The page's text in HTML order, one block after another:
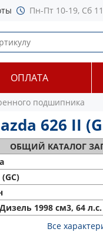
Пн-Пт 10-19, Сб
ОПЛАТА
подшипника
626 II
ОБЩИЙ КАТАЛОГ
1998 см3, 64 л.с.
Все